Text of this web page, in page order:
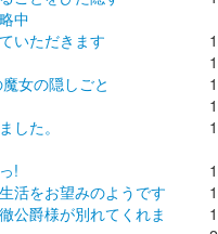
中
いただきます
女の隠しごと
した。
!
活をお望みのようです
公爵様が別れてくれま